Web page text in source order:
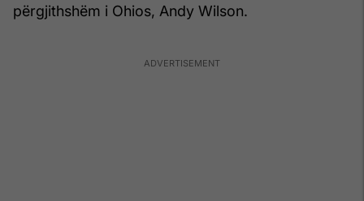
përgjithshëm i Ohios, Andy Wilson.